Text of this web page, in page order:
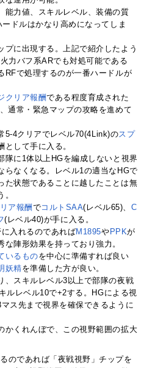
能力値、スキルレベル、装備の質
ドルはかなり高めになってしま
プに出現する。上記で紹介したよう
力バフ系ARでも対処可能である
RFで処理するのが一番ハードルが
クリア報酬である程度育成された
通常・緊急マップの攻略を進めて
5-4クリアでレベル70(4Link)のスプ
として手に入る。
隊に1体以上HGを編成しないと視界
らなくなる。レベル1の適当なHGで
た状態であることに越したことは無
ア報酬でコルトSAA(レベル65)、 C
(レベル40)が手に入る。
入れるのであればM1895や PPKが
な陣形効果を持っており強力。
いるものを中心に準備すれば良い
妖精を準備した方が良い。
、スキルレベル3以上で部隊の夜戦
ルレベル10で+2する。HGによる視
ス先まで視界を確保できるように
かくれんぼで、この視野範囲の拡大
のであれば「夜戦視野」チップを